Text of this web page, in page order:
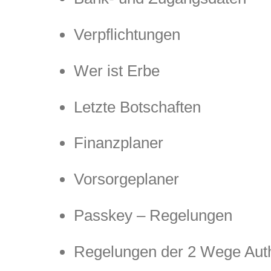
Verpflichtungen
Wer ist Erbe
Letzte Botschaften
Finanzplaner
Vorsorgeplaner
Passkey – Regelungen
Regelungen der 2 Wege